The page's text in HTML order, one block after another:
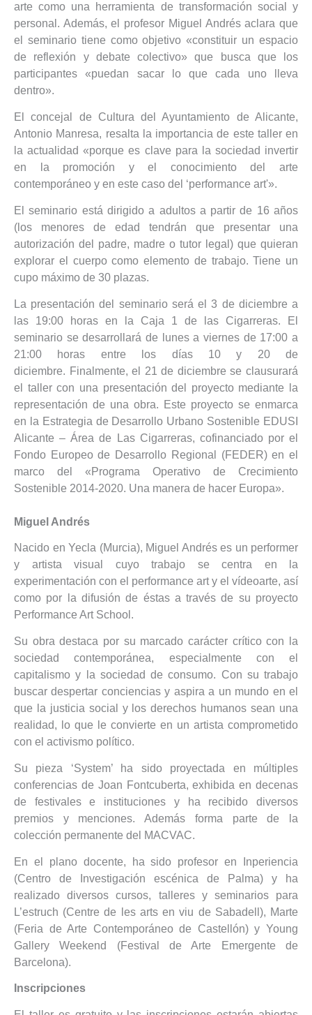
arte como una herramienta de transformación social y
personal. Además, el profesor Miguel Andrés aclara que
el seminario tiene como objetivo «constituir un espacio
de reflexión y debate colectivo» que busca que los
participantes «puedan sacar lo que cada uno lleva
dentro».
El concejal de Cultura del Ayuntamiento de Alicante,
Antonio Manresa, resalta la importancia de este taller en
la actualidad «porque es clave para la sociedad invertir
en la promoción y el conocimiento del arte
contemporáneo y en este caso del ‘performance art'».
El seminario está dirigido a adultos a partir de 16 años
(los menores de edad tendrán que presentar una
autorización del padre, madre o tutor legal) que quieran
explorar el cuerpo como elemento de trabajo. Tiene un
cupo máximo de 30 plazas.
La presentación del seminario será el 3 de diciembre a
las 19:00 horas en la Caja 1 de las Cigarreras. El
seminario se desarrollará de lunes a viernes de 17:00 a
21:00 horas entre los días 10 y 20 de
diciembre. Finalmente, el 21 de diciembre se clausurará
el taller con una presentación del proyecto mediante la
representación de una obra. Este proyecto se enmarca
en la Estrategia de Desarrollo Urbano Sostenible EDUSI
Alicante – Área de Las Cigarreras, cofinanciado por el
Fondo Europeo de Desarrollo Regional (FEDER) en el
marco del «Programa Operativo de Crecimiento
Sostenible 2014-2020. Una manera de hacer Europa».
Miguel Andrés
Nacido en Yecla (Murcia), Miguel Andrés es un performer
y artista visual cuyo trabajo se centra en la
experimentación con el performance art y el vídeoarte, así
como por la difusión de éstas a través de su proyecto
Performance Art School.
Su obra destaca por su marcado carácter crítico con la
sociedad contemporánea, especialmente con el
capitalismo y la sociedad de consumo. Con su trabajo
buscar despertar conciencias y aspira a un mundo en el
que la justicia social y los derechos humanos sean una
realidad, lo que le convierte en un artista comprometido
con el activismo político.
Su pieza ‘System’ ha sido proyectada en múltiples
conferencias de Joan Fontcuberta, exhibida en decenas
de festivales e instituciones y ha recibido diversos
premios y menciones. Además forma parte de la
colección permanente del MACVAC.
En el plano docente, ha sido profesor en Inperiencia
(Centro de Investigación escénica de Palma) y ha
realizado diversos cursos, talleres y seminarios para
L’estruch (Centre de les arts en viu de Sabadell), Marte
(Feria de Arte Contemporáneo de Castellón) y Young
Gallery Weekend (Festival de Arte Emergente de
Barcelona).
Inscripciones